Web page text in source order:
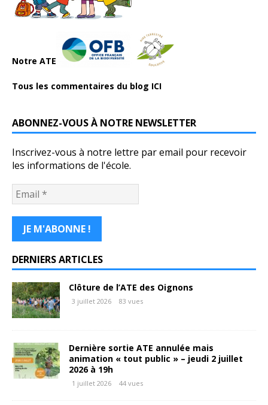
Notre ATE
Tous les commentaires du blog ICI
ABONNEZ-VOUS À NOTRE NEWSLETTER
Inscrivez-vous à notre lettre par email pour recevoir
les informations de l'école.
DERNIERS ARTICLES
Clôture de l’ATE des Oignons
3 juillet 2026 83 vues
Dernière sortie ATE annulée mais
animation « tout public » – jeudi 2 juillet
2026 à 19h
1 juillet 2026 44 vues